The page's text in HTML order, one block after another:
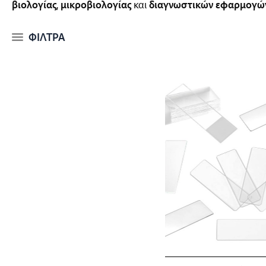
βιολογίας, μικροβιολογίας και διαγνωστικών
ΦΙΛΤΡΑ